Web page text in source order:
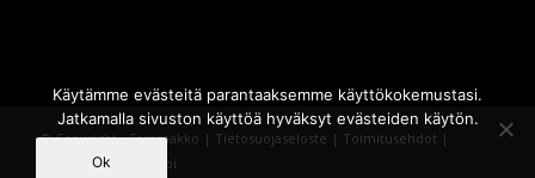
© Copyright - Sammakko | Tietosuojaseloste | Toimitusehdot |
Powered by
iQWebbi
Käytämme evästeitä parantaaksemme käyttökokemustasi.
Jatkamalla sivuston käyttöä hyväksyt evästeiden käytön.
Ok